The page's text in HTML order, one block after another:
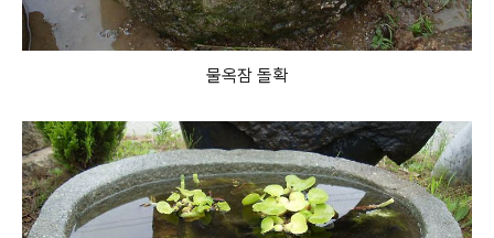
물옥잠 돌확